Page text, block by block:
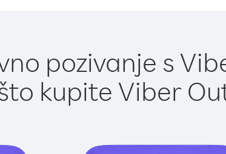
pozivanje s
kupite Viber